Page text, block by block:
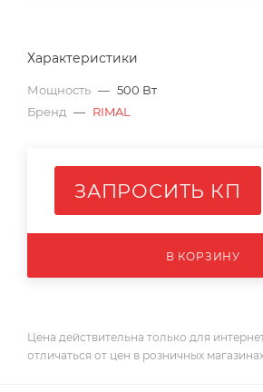
Характеристики
Мощность — 500 Вт
Бренд — RIMAL
ЗАПРОСИТЬ КП
В КОРЗИНУ
Цена действительна только для
отличаться от цен в розничных